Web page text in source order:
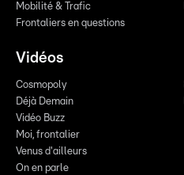
Mobilité & Trafic
Frontaliers en questions
Vidéos
Cosmopoly
Déjà Demain
Vidéo Buzz
Moi, frontalier
Venus d'ailleurs
On en parle